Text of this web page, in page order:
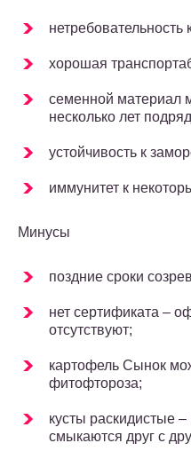
нетребовательность
хорошая
семенной материал
несколько лет
устойчивость к
иммунитет к
Минусы
поздние сроки
нет сертификата –
отсутствуют;
картофель Сынок
фитофтороза;
кусты раскидистые
смыкаются друг с